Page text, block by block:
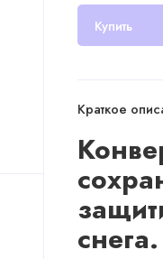
Купить
Краткое
снега.